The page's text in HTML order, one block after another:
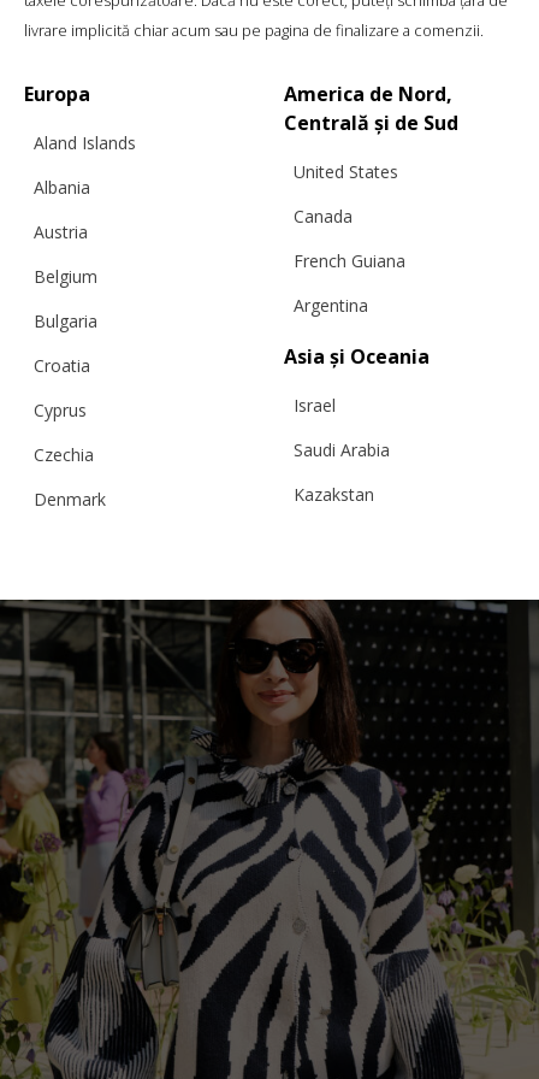
PANTALONI ZEBRĂ
€421.98
livrare implicită chiar acum sau pe pagina de finalizare a comenzii.
Europa
Aland Islands
Albania
Austria
Belgium
Bulgaria
Croatia
Cyprus
Czechia
Denmark
France
Germany
Ireland
Italy
Lithuania
Luxembourg
Netherlands
Norway
Poland
Portugal
America de Nord,
Centrală și de Sud
United States
Canada
French Guiana
Argentina
Asia și Oceania
Israel
Saudi Arabia
Kazakstan
Hong Kong
China
Japan
Singapore
Qatar
Australia